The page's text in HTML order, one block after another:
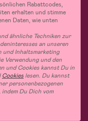
Rabattcodes,
erhalten und stimme
Daten, wie unten
ähnliche Techniken zur
an unseren
und Inhaltsmarketing
Verwendung und den
und Cookies kannst Du in
Cookies lesen. Du kannst
personenbezogenen
Du Dich vom